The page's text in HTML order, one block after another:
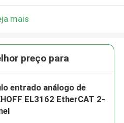
mais
preço para
entrado análogo de
EL3162 EtherCAT 2-